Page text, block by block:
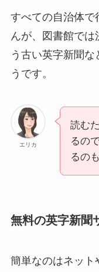
すべての自治体で
んが、図書館では
う古い英字新聞な
うです。
エリカ
読む
るの
るの
無料の英字新聞
簡単なのはネット